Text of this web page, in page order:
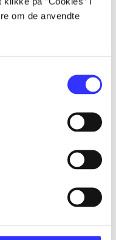
om de anvendte
udgivelser